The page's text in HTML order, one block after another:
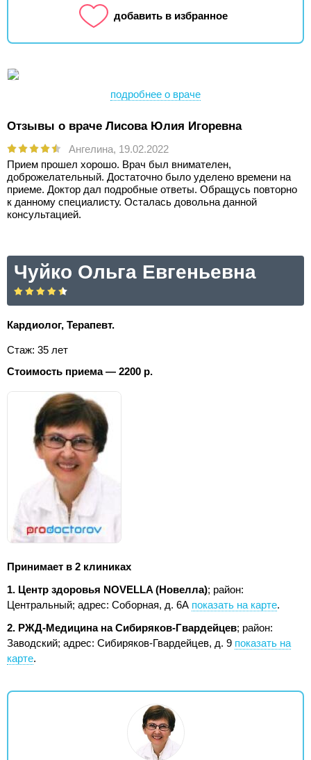
добавить в избранное
подробнее о враче
Отзывы о враче Лисова Юлия Игоревна
Ангелина, 19.02.2022
Прием прошел хорошо. Врач был внимателен,
доброжелательный. Достаточно было уделено времени на
приеме. Доктор дал подробные ответы. Обращусь повторно
к данному специалисту. Осталась довольна данной
консультацией.
Чуйко Ольга Евгеньевна
Кардиолог, Терапевт.
Стаж: 35 лет
Стоимость приема — 2200 р.
Принимает в 2 клиниках
1. Центр здоровья NOVELLA (Новелла); район:
Центральный; адрес: Соборная, д. 6А показать на карте.
2. РЖД-Медицина на Сибиряков-Гвардейцев; район:
Заводский; адрес: Сибиряков-Гвардейцев, д. 9 показать на
карте.